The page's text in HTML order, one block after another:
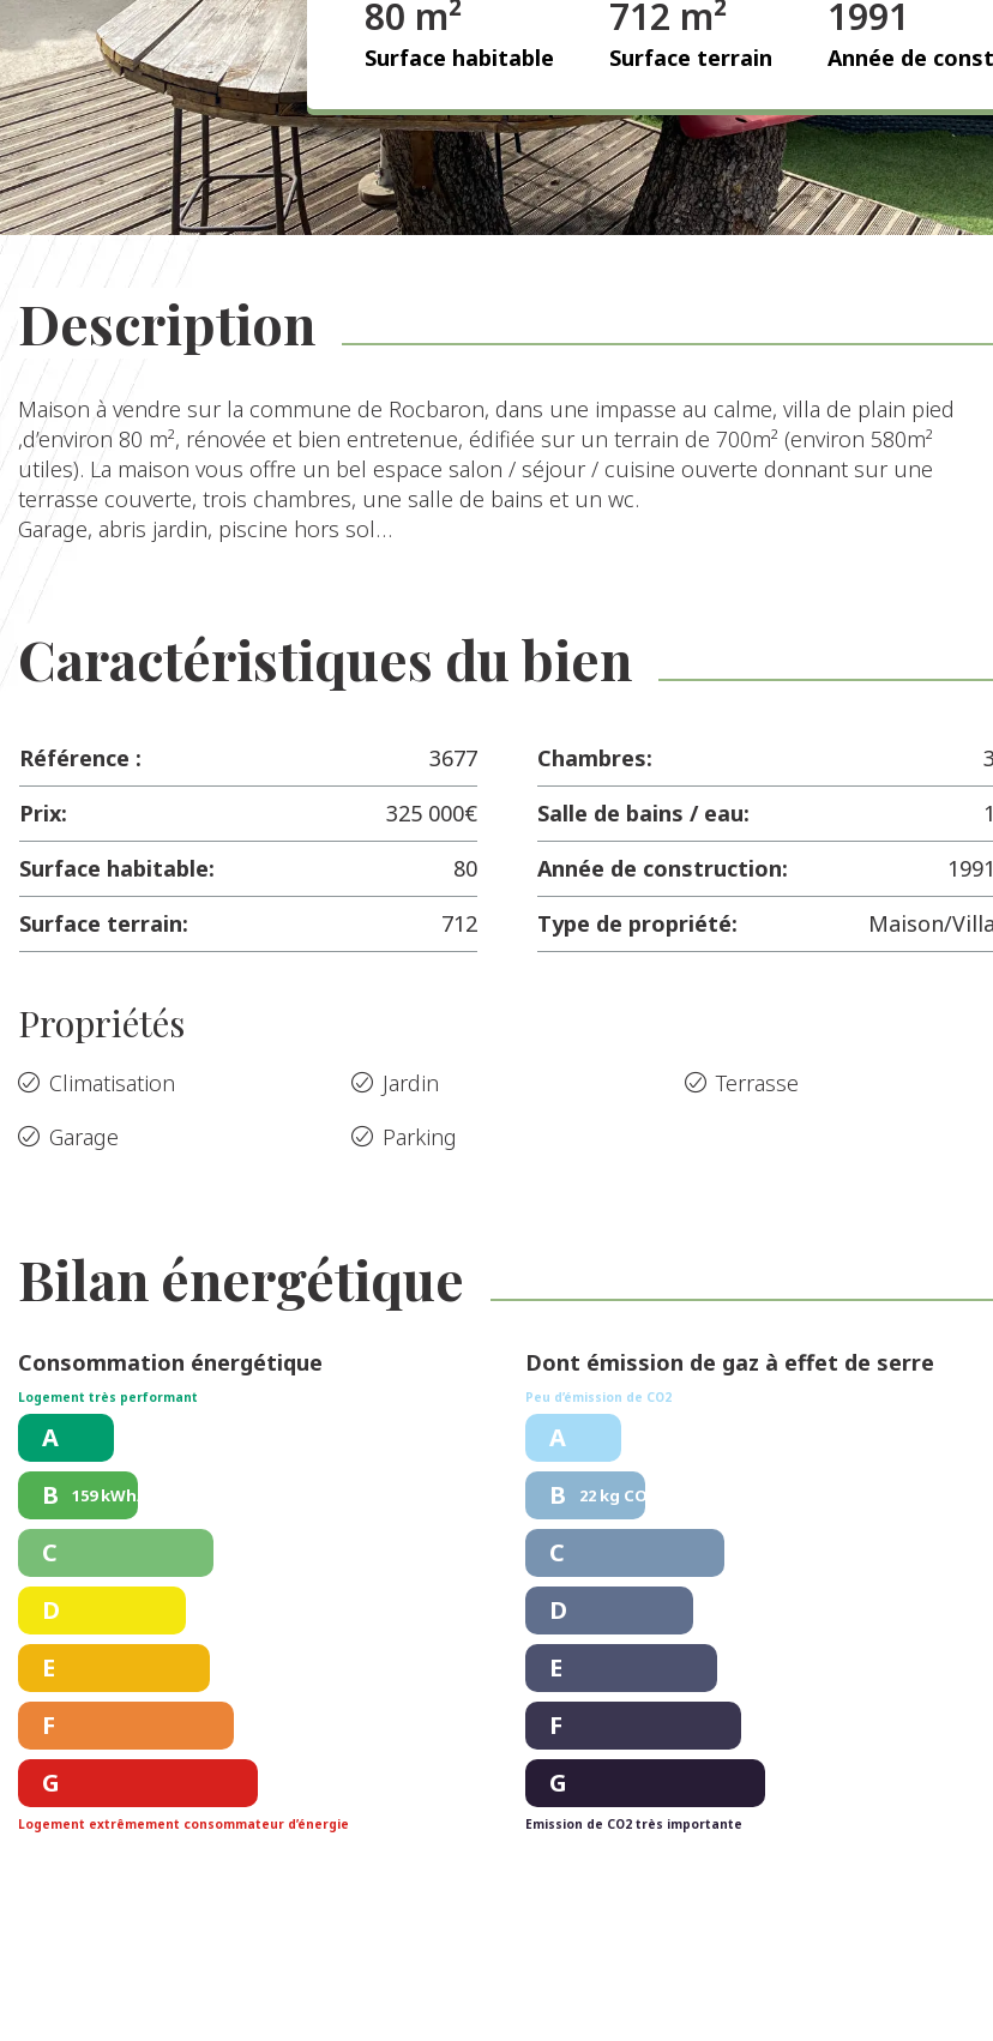
80 m²
Surface habitable
712 m²
Surface terrain
1991
Année de
Description
Maison à vendre sur la commune de Rocbaron, dans une impasse au calme, villa de plain pied
,d’environ 80 m², rénovée et bien entretenue, édifiée sur un terrain de 700m² (environ 580m²
utiles). La maison vous offre un bel espace salon / séjour / cuisine ouverte donnant sur une
terrasse couverte, trois chambres, une salle de bains et un wc.
Garage, abris jardin, piscine hors sol…
Caractéristiques du bien
Référence :
3677
Prix:
325 000€
Surface habitable:
80
Surface terrain:
712
Chambres:
3
Salle de bains / eau:
1
Année de construction:
1991
Type de propriété:
Maison/Villa
Propriétés
Climatisation
Garage
Jardin
Parking
Terrasse
Bilan énergétique
Consommation énergétique
Logement très performant
A
B
159 kWh/m².an
C
D
E
F
G
Logement extrêmement consommateur d’énergie
Dont émission de gaz à effet de serre
Peu d’émission de CO2
A
B
22 kg CO/m².an
C
D
E
F
G
Emission de CO2 très importante